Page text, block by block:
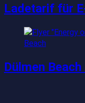
Ladetarif für
Dülmen